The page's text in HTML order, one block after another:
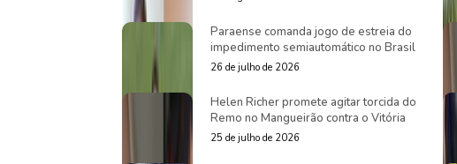
Paraense comanda jogo de estreia do
impedimento semiautomático no Brasil
26 de julho de 2026
Helen Richer promete agitar torcida do
Remo no Mangueirão contra o Vitória
25 de julho de 2026